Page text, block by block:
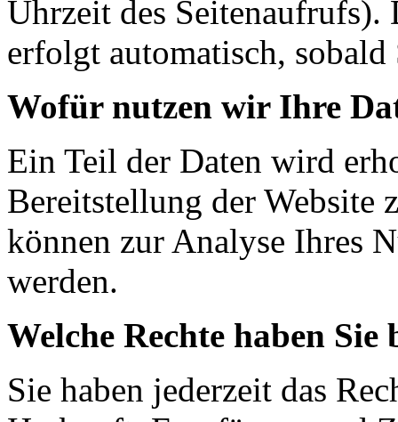
Uhrzeit des Seitenaufrufs).
erfolgt automatisch, sobald
Wofür nutzen wir Ihre
Ein Teil der Daten wird
Bereitstellung der Website
können zur Analyse Ihres
werden.
Welche Rechte haben
Sie haben jederzeit das